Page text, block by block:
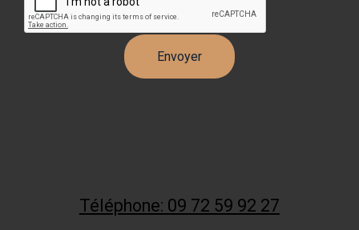
Téléphone: 09 72 59 92 27